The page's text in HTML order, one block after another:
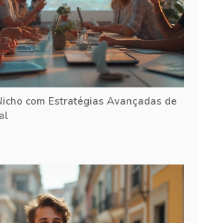
com Estratégias Avançadas de